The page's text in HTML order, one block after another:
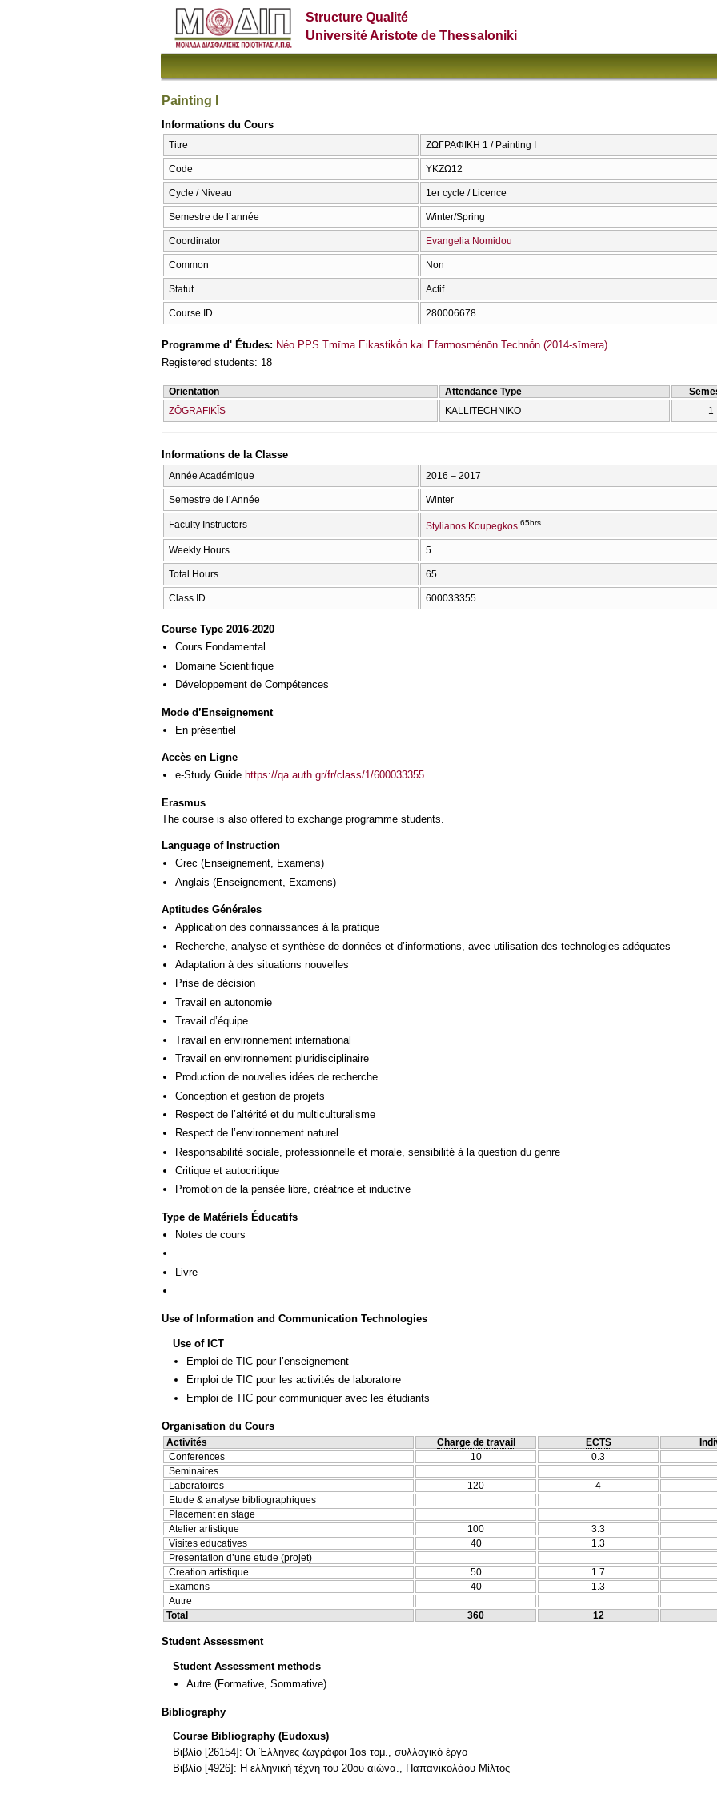
Structure Qualité
Université Aristote de Thessaloniki
Painting I
Informations du Cours
Titre ΖΩΓΡΑΦΙΚΗ 1 / Painting I
Code ΥΚΖΩ12
Cycle / Niveau 1er cycle / Licence
Semestre de l’année Winter/Spring
Coordinator Evangelia Nomidou
Common Non
Statut Actif
Course ID 280006678
Programme d' Études: Néo PPS Tmīma Eikastikṓn kai Efarmosménōn Technṓn (2014-sīmera)
Registered students: 18
Orientation Attendance Type
ZŌGRAFIKĪS
KALLITECΗNIKO 1
Informations de la Classe
Année Académique 2016 – 2017
Semestre de l’Année Winter
Faculty Instructors Stylianos Koupegkos 65hrs
Weekly Hours 5
Total Hours 65
Class ID 600033355
Course Type 2016-2020
Cours Fondamental
Domaine Scientifique
Développement de Compétences
Mode d’Enseignement
En présentiel
Accès en Ligne
e-Study Guide https://qa.auth.gr/fr/class/1/600033355
Erasmus
The course is also offered to exchange programme students.
Language of Instruction
Grec (Enseignement, Examens)
Anglais (Enseignement, Examens)
Aptitudes Générales
Application des connaissances à la pratique
Recherche, analyse et synthèse de données et d’informations, avec utilisation des technologies adéquates
Adaptation à des situations nouvelles
Prise de décision
Travail en autonomie
Travail d’équipe
Travail en environnement international
Travail en environnement pluridisciplinaire
Production de nouvelles idées de recherche
Conception et gestion de projets
Respect de l’altérité et du multiculturalisme
Respect de l’environnement naturel
Responsabilité sociale, professionnelle et morale, sensibilité à la question du genre
Critique et autocritique
Promotion de la pensée libre, créatrice et inductive
Type de Matériels Éducatifs
Notes de cours
Livre
Use of Information and Communication Technologies
Use of ICT
Emploi de TIC pour l’enseignement
Emploi de TIC pour les activités de laboratoire
Emploi de TIC pour communiquer avec les étudiants
Organisation du Cours
Activités Charge de travail ECTS
Conferences
10 0.3
Seminaires
Laboratoires
120
4
Etude & analyse bibliographiques
Placement en stage
Atelier artistique
100 3.3
Visites educatives
40 1.3
Presentation d’une etude (projet)
Creation artistique
50 1.7
Examens
40
1.3
Autre
Total
360 12
Student Assessment
Student Assessment methods
Autre (Formative, Sommative)
Bibliography
Course Bibliography (Eudoxus)
Βιβλίο [26154]: Οι Έλληνες ζωγράφοι 1οs τομ., συλλογικό έργο
Βιβλίο [4926]: Η ελληνική τέχνη του 20ου αιώνα., Παπανικολάου Μίλτος